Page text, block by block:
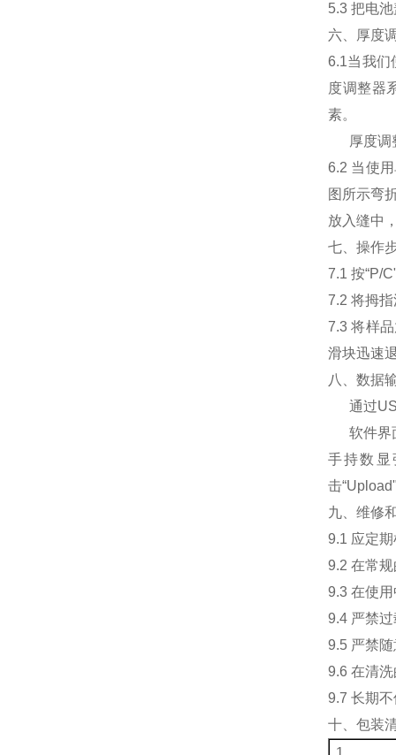
5.3 把电
六、厚度
6.1当我们
度调整器
素。
厚度调
6.2 当使
图所示弯
放入缝中
七、操作
7.1 按“P/
7.2 将拇
7.3 将样
滑块迅速
八、数据
通过
软件界
手持数显
击
九、维修
9.1 应定
9.2 在常
9.3 在使
9.4 严禁
9.5 严禁
9.6 在清
9.7 长期
十、包装